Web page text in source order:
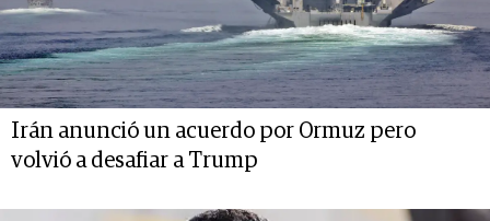
Irán anunció un acuerdo por Ormuz pero
volvió a desafiar a Trump